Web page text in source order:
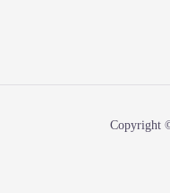
Copyright